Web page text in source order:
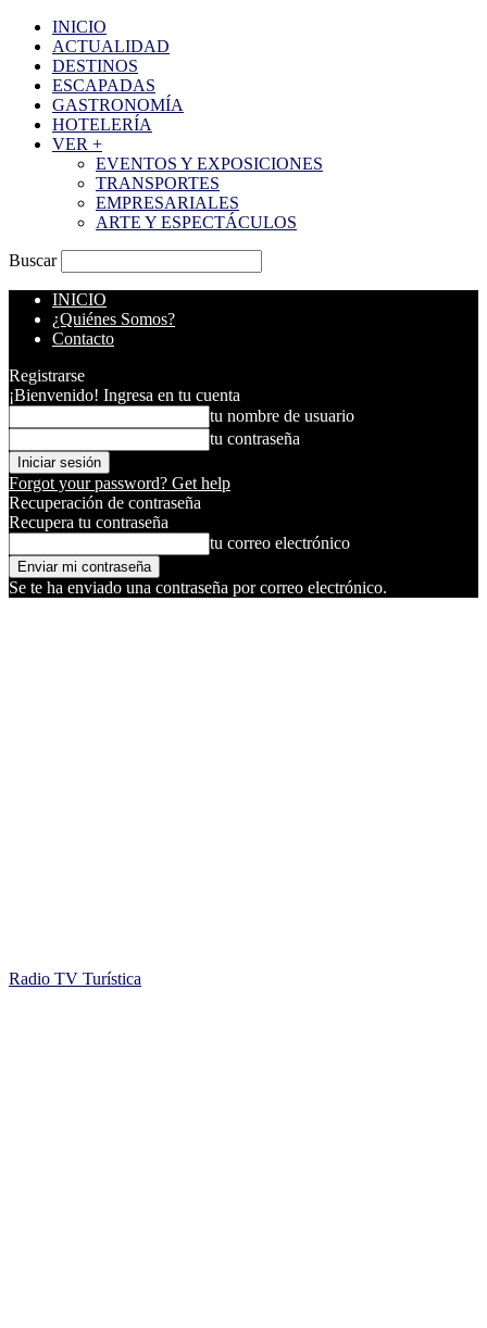
INICIO
ACTUALIDAD
DESTINOS
ESCAPADAS
GASTRONOMÍA
HOTELERÍA
VER +
EVENTOS Y EXPOSICIONES
TRANSPORTES
EMPRESARIALES
ARTE Y ESPECTÁCULOS
Buscar
INICIO
¿Quiénes Somos?
Contacto
Registrarse
¡Bienvenido! Ingresa en tu cuenta
tu nombre de usuario
tu contraseña
Forgot your password? Get help
Recuperación de contraseña
Recupera tu contraseña
tu correo electrónico
Se te ha enviado una contraseña por correo electrónico.
Radio TV Turística